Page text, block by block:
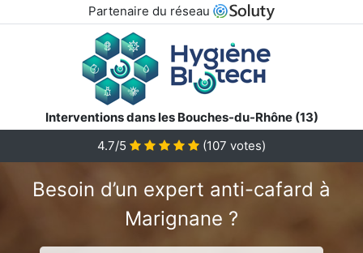
Partenaire du réseau
Interventions dans les Bouches-du-Rhône (13)
4.7/5
(107 votes)
Besoin d’un expert anti-cafard à
Marignane ?